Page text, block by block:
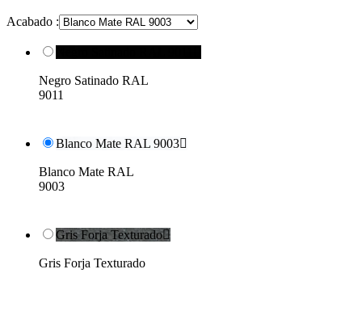
Acabado :
Negro Satinado RAL
9011
Blanco Mate RAL 9003
Blanco Mate RAL
9003
Gris Forja Texturado
Gris Forja Texturado